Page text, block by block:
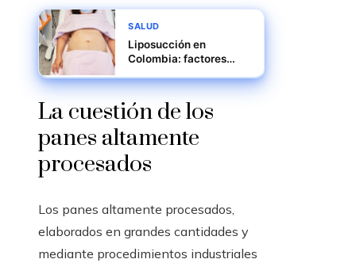
SALUD
Liposucción en
Colombia: factores
a considerar
La cuestión de los
panes altamente
procesados
Los panes altamente procesados,
elaborados en grandes cantidades y
mediante procedimientos industriales